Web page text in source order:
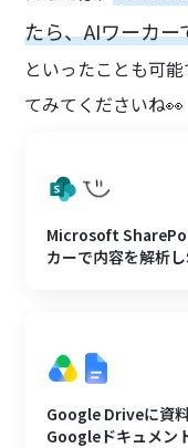
たら、AIワーカ
といったことも可
てみてくださいね👀
Microsoft
カーで内容を解析
Google Driveに資
Googleドキュメン